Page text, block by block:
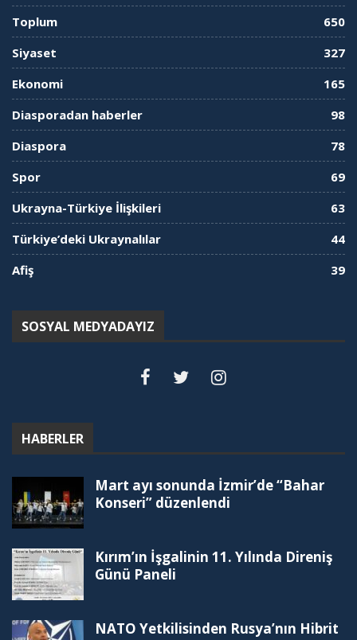
Toplum
650
Siyaset
327
Ekonomi
165
Diasporadan haberler
98
Diaspora
78
Spor
69
Ukrayna-Türkiye İlişkileri
63
Türkiye’deki Ukraynalılar
44
Afiş
39
SOSYAL MEDYADAYIZ
HABERLER
Mart ayı sonunda İzmir’de “Bahar
Konseri” düzenlendi
Kırım’ın İşgalinin 11. Yılında Direniş
Günü Paneli
NATO Yetkilisinden Rusya’nın Hibrit